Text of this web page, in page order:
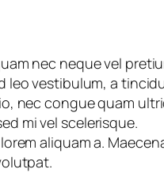
nec neque vel
leo vestibulum, a
nec congue quam
mi vel scelerisque.
aliquam a.